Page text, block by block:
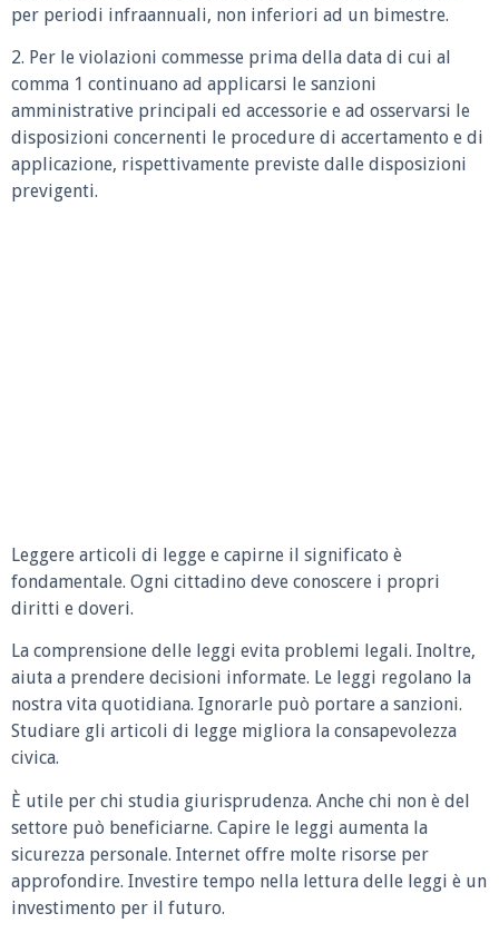
per periodi infraannuali, non inferiori ad un bimestre.
2. Per le violazioni commesse prima della data di cui al
comma 1 continuano ad applicarsi le sanzioni
amministrative principali ed accessorie e ad osservarsi le
disposizioni concernenti le procedure di accertamento e di
applicazione, rispettivamente previste dalle disposizioni
previgenti.
Leggere articoli di legge e capirne il significato è
fondamentale. Ogni cittadino deve conoscere i propri
diritti e doveri.
La comprensione delle leggi evita problemi legali. Inoltre,
aiuta a prendere decisioni informate. Le leggi regolano la
nostra vita quotidiana. Ignorarle può portare a sanzioni.
Studiare gli articoli di legge migliora la consapevolezza
civica.
È utile per chi studia giurisprudenza. Anche chi non è del
settore può beneficiarne. Capire le leggi aumenta la
sicurezza personale. Internet offre molte risorse per
approfondire. Investire tempo nella lettura delle leggi è un
investimento per il futuro.